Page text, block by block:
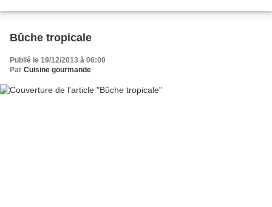
Bûche tropicale
Publié le 19/12/2013 à 06:00
Par Cuisine gourmande